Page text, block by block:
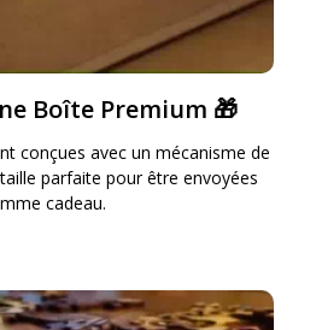
Boîte Premium 🎁
conçues avec un mécanisme de
parfaite pour être envoyées
cadeau.